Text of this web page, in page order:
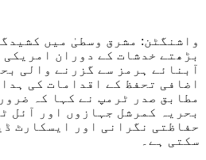
واشنگٹن: مشرق وسطیٰ میں
بڑھتے خدشات کے دوران
آبنائے ہرمز سے گزرنے والی
اضافی تحفظ کے اقدامات کی
مطابق صدر ٹرمپ نے کہا کہ
بحریہ کمرشل جہازوں اور آئل
حفاظتی نگرانی اور ایسکارٹ
سکتی ہے۔